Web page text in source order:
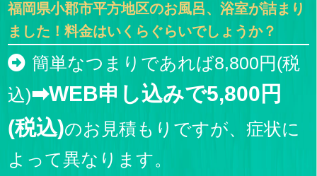
福岡県小郡市平方地区のお風呂、浴室が詰まり
ました！料金はいくらぐらいでしょうか？
簡単なつまりであれば8,800円(税
込)➡WEB申し込みで5,800円
(税込)のお見積もりですが、症状に
よって異なります。